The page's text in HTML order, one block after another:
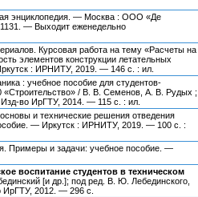
энциклопедия. — Москва : ООО «Де
— Выходит еженедельно
Курсовая работа на тему «Расчеты на
элементов конструкции летательных
: ИРНИТУ, 2019. — 146 с. : ил.
: учебное пособие для студентов-
«Строительство» / В. В. Семенов, А. В. Рудых ;
во ИрГТУ, 2014. — 115 с. : ил.
и технические решения отведения
— Иркутск : ИРНИТУ, 2019. — 100 с. :
Примеры и задачи: учебное пособие. —
воспитание студентов в техническом
[и др.]; под ред. В. Ю. Лебединского,
2012. — 296 с.